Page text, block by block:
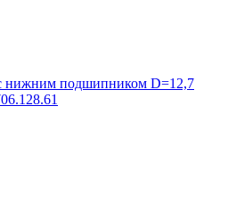
нижним подшипником D=12,7